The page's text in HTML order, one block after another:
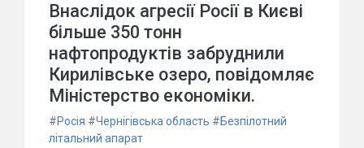
Внаслідок агресії Росії в Києві
більше 350 тонн
нафтопродуктів забруднили
Кирилівське озеро, повідомляє
Міністерство економіки.
#Росія #Чернігівська область #Безпілотний
літальний апарат